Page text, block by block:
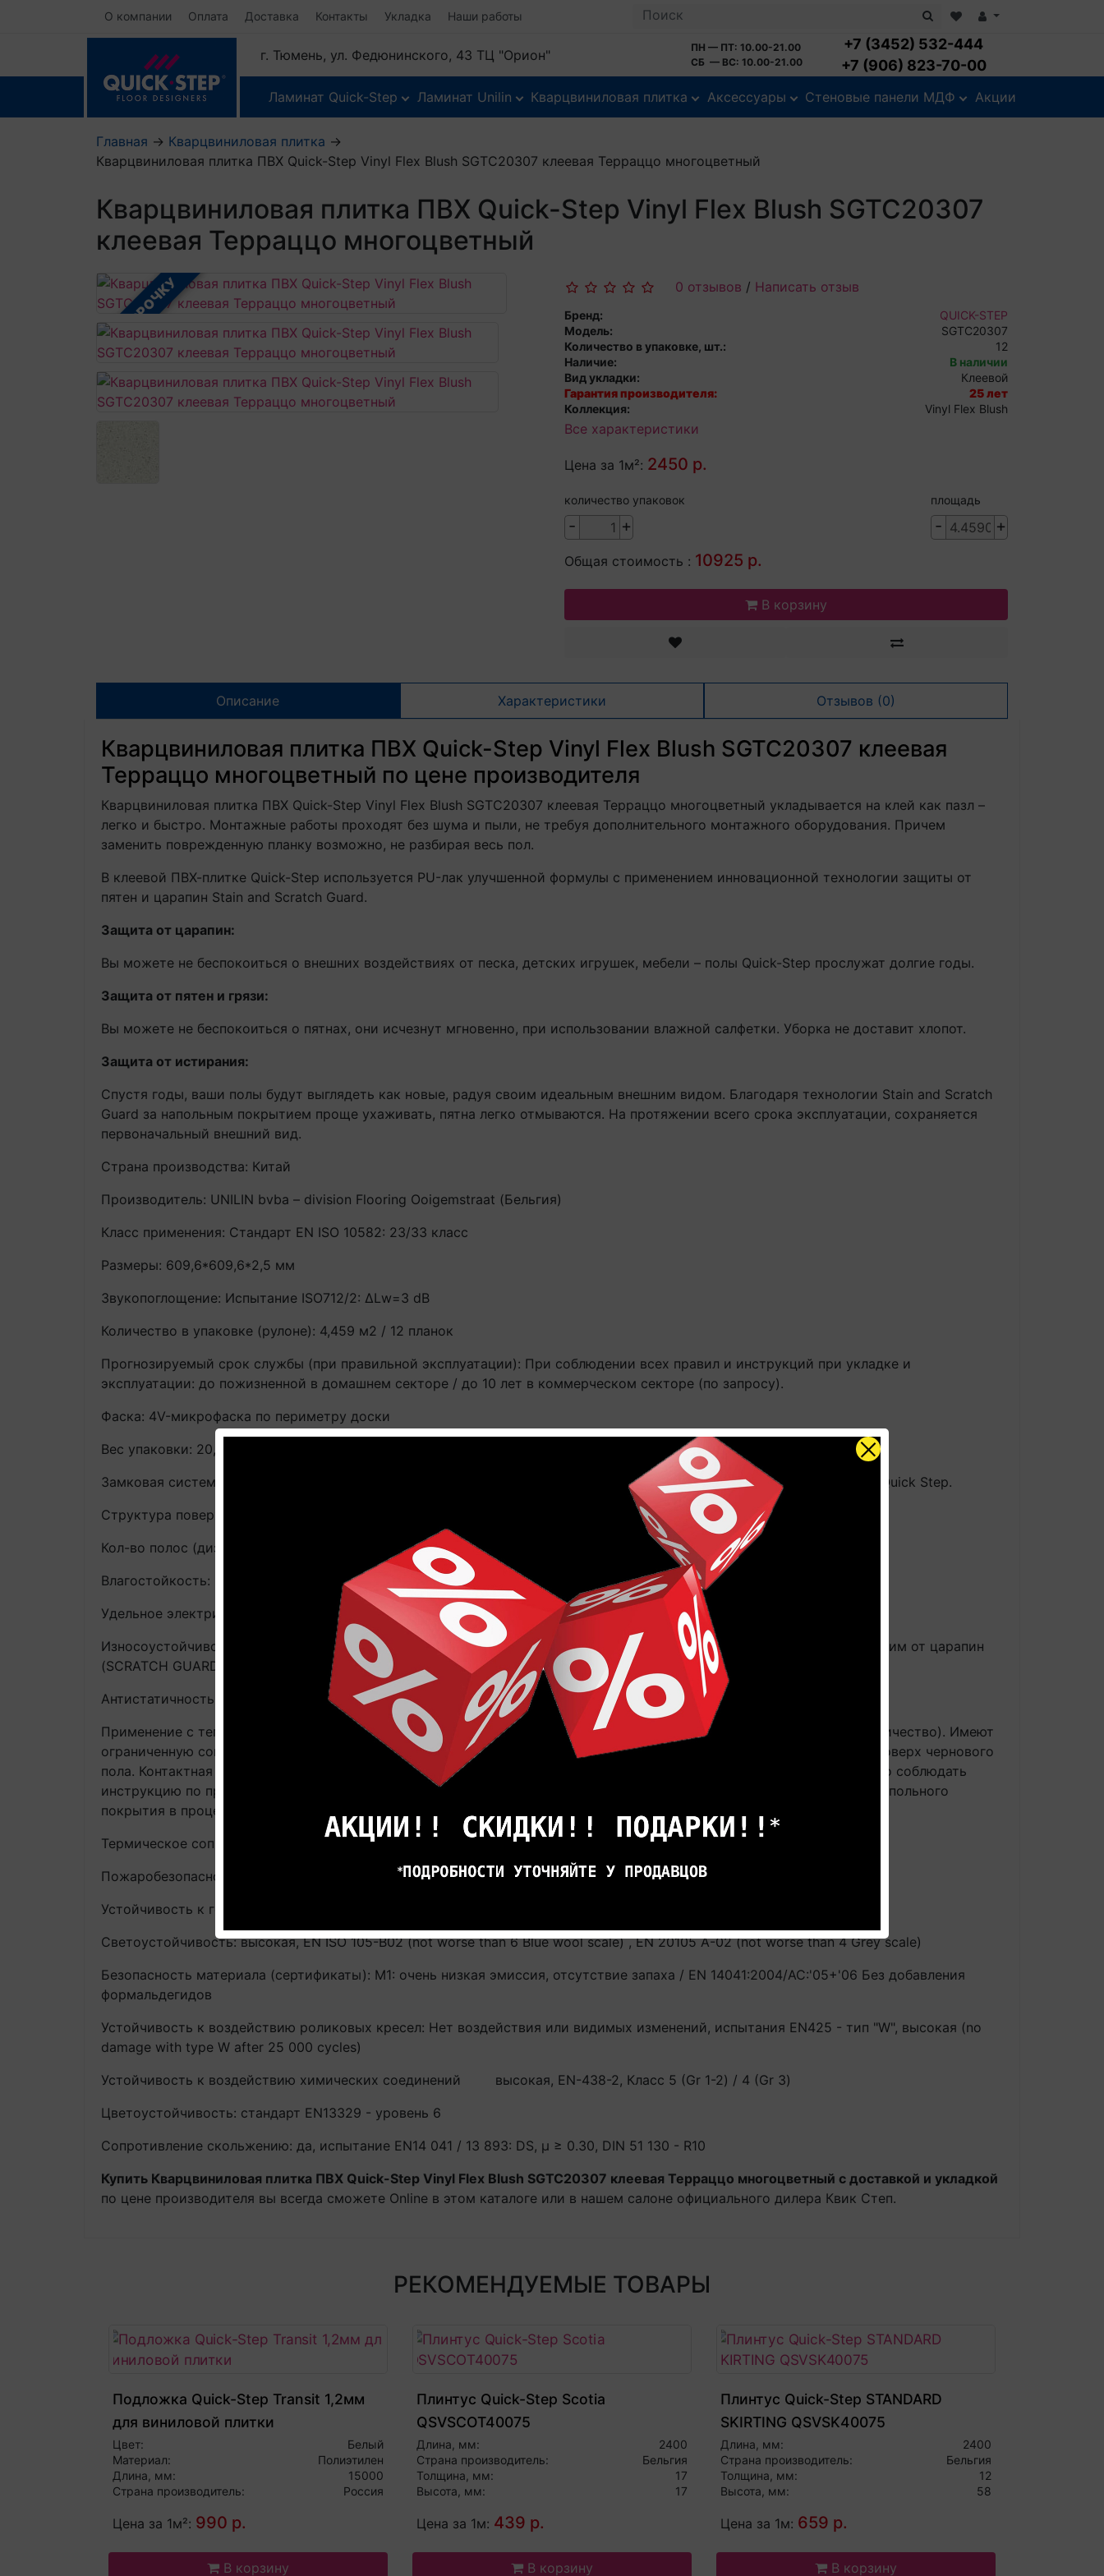
О компании Оплата Доставка Контакты Укладка Наши работы
г. Тюмень, ул. Федюнинского, 43 ТЦ "Орион"
ПН — ПТ: 10.00-21.00
СБ — ВС: 10.00-21.00
+7 (3452) 532-444
+7 (906) 823-70-00
Ламинат Quick-Step Ламинат Unilin Кварцвиниловая плитка Аксессуары Стеновые панели МДФ Акции
Главная → Кварцвиниловая плитка →
Кварцвиниловая плитка ПВХ Quick-Step Vinyl Flex Blush SGTC20307 клеевая Терраццо многоцветный
Кварцвиниловая плитка ПВХ Quick-Step Vinyl Flex Blush SGTC20307
клеевая Терраццо многоцветный
В РАССРОЧКУ 0 отзывов / Написать отзыв
Бренд:
QUICK-STEP
Модель:
SGTC20307
Количество в упаковке, шт.:
12
Наличие:
В наличии
Вид укладки:
Клеевой
Гарантия производителя:
25 лет
Коллекция:
Vinyl Flex Blush
Все характеристики
Цена за 1м²: 2450 р.
количество упаковок
- +
площадь
- +
Общая стоимость : 10925 р.
В корзину
Описание Характеристики Отзывов (0)
Кварцвиниловая плитка ПВХ Quick-Step Vinyl Flex Blush SGTC20307 клеевая
Терраццо многоцветный по цене производителя
Кварцвиниловая плитка ПВХ Quick-Step Vinyl Flex Blush SGTC20307 клеевая Терраццо многоцветный укладывается на клей как пазл –
легко и быстро. Монтажные работы проходят без шума и пыли, не требуя дополнительного монтажного оборудования. Причем
заменить поврежденную планку возможно, не разбирая весь пол.
В клеевой ПВХ-плитке Quick-Step используется PU-лак улучшенной формулы с применением инновационной технологии защиты от
пятен и царапин Stain and Scratch Guard.
Защита от царапин:
Вы можете не беспокоиться о внешних воздействиях от песка, детских игрушек, мебели – полы Quick-Step прослужат долгие годы.
Защита от пятен и грязи:
Вы можете не беспокоиться о пятнах, они исчезнут мгновенно, при использовании влажной салфетки. Уборка не доставит хлопот.
Защита от истирания:
Спустя годы, ваши полы будут выглядеть как новые, радуя своим идеальным внешним видом. Благодаря технологии Stain and Scratch
Guard за напольным покрытием проще ухаживать, пятна легко отмываются. На протяжении всего срока эксплуатации, сохраняется
первоначальный внешний вид.
Страна производства: Китай
Производитель: UNILIN bvba – division Flooring Ooigemstraat (Бельгия)
Класс применения: Стандарт EN ISO 10582: 23/33 класс
Размеры: 609,6*609,6*2,5 мм
Звукопоглощение: Испытание ISO712/2: ∆Lw=3 dB
Количество в упаковке (рулоне): 4,459 м2 / 12 планок
Прогнозируемый срок службы (при правильной эксплуатации): При соблюдении всех правил и инструкций при укладке и
эксплуатации: до пожизненной в домашнем секторе / до 10 лет в коммерческом секторе (по запросу).
Фаска: 4V-микрофаска по периметру доски
Вес упаковки: 20,80 кг/упак
Замковая система (способ укладки): Клеевой способ укладки. Рекомендуется использовать только фирменный клей Quick Step.
Структура поверхности: Структура натурального камня
Кол-во полос (дизайн): формат квадратной плитки
Влагостойкость: Полностью водостойкий
Удельное электрическое сопротивление: Испытания EN ISO 10965 : ≤ 10⁹Ω
Износоустойчивость: Толщина защитного слоя PU 0,55 мм / Усовершенствованное PU покрытие со слоем, защищающим от царапин
(SCRATCH GUARD) и пятен (STAIN GUARD) / EN 13329 - Annex E: >2000 оборотов.
Антистатичность: Стандарт EN 1815: <2 kV
Применение с теплым полом: Подходит для всех стандартных встраиваемых систем отопления (горячая вода/электричество). Имеют
ограниченную совместимость с нагревательными пленками и иными аналогичными системами, располагающимися поверх чернового
пола. Контактная температура ≤ 27°C. ВАЖНО! При эксплуатации напольного покрытия с системами подогрева строго соблюдать
инструкцию по применению напольного покрытия. В противном случае производитель не гарантирует сохранность напольного
покрытия в процессе эксплуатации. Гарантия аннулируется.
Термическое сопротивление: испытание EN ISO 12667: 0.01 m²K/W
Пожаробезопасность
трудно воспламеняемый, EN 13501-1: Bfl-s1 (пол) / EN 13501-1:2010 - D-s3,d0 (стена)
Устойчивость к горящей сигарете
Светоустойчивость: высокая, EN ISO 105-B02 (not worse than 6 Blue wool scale) , EN 20105 A-02 (not worse than 4 Grey scale)
Безопасность материала (сертификаты): М1: очень низкая эмиссия, отсутствие запаха / EN 14041:2004/AC:'05+'06 Без добавления
формальдегидов
Устойчивость к воздействию роликовых кресел: Нет воздействия или видимых изменений, испытания EN425 - тип "W", высокая (no
damage with type W after 25 000 cycles)
Устойчивость к воздействию химических соединений
высокая, EN-438-2, Класс 5 (Gr 1-2) / 4 (Gr 3)
Цветоустойчивость: стандарт EN13329 - уровень 6
Сопротивление скольжению: да, испытание EN14 041 / 13 893: DS, μ ≥ 0.30, DIN 51 130 - R10
Купить Кварцвиниловая плитка ПВХ Quick-Step Vinyl Flex Blush SGTC20307 клеевая Терраццо многоцветный с доставкой и укладкой
по цене производителя вы всегда сможете Online в этом каталоге или в нашем салоне официального дилера Квик Степ.
РЕКОМЕНДУЕМЫЕ ТОВАРЫ
Подложка Quick-Step Transit 1,2мм
для виниловой плитки
Цвет:
Белый
Материал:
Полиэтилен
Длина, мм:
15000
Страна производитель:
Россия
Цена за 1м²: 990 р.
В корзину
Плинтус Quick-Step Scotia
QSVSCOT40075
Длина, мм:
2400
Страна производитель:
Бельгия
Толщина, мм:
17
Высота, мм:
17
Цена за 1м: 439 р.
В корзину
Плинтус Quick-Step STANDARD
SKIRTING QSVSK40075
Длина, мм:
2400
Страна производитель:
Бельгия
Толщина, мм:
12
Высота, мм:
58
Цена за 1м: 659 р.
В корзину